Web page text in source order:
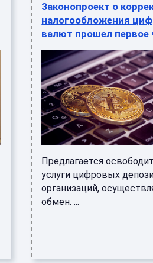
Законопроект о
налогообложения
валют прошел первое
Предлагается
услуги цифровых
организаций,
обмен. ...